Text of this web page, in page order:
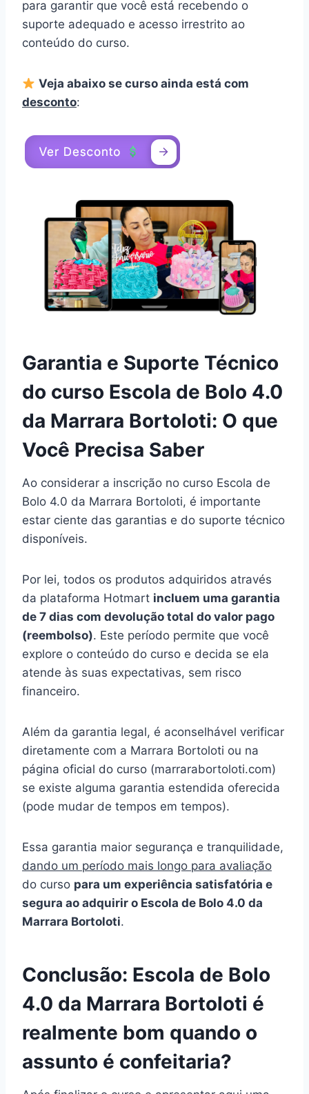
para garantir que você está recebendo o
suporte adequado e acesso irrestrito ao
conteúdo do curso.
Veja abaixo se curso ainda está com
desconto:
Garantia e Suporte Técnico
do curso Escola de Bolo 4.0
da Marrara Bortoloti: O que
Você Precisa Saber
Ao considerar a inscrição no curso Escola de
Bolo 4.0 da Marrara Bortoloti, é importante
estar ciente das garantias e do suporte técnico
disponíveis.
Por lei, todos os produtos adquiridos através
da plataforma Hotmart incluem uma garantia
de 7 dias com devolução total do valor pago
(reembolso). Este período permite que você
explore o conteúdo do curso e decida se ela
atende às suas expectativas, sem risco
financeiro.
Além da garantia legal, é aconselhável verificar
diretamente com a Marrara Bortoloti ou na
página oficial do curso (marrarabortoloti.com)
se existe alguma garantia estendida oferecida
(pode mudar de tempos em tempos).
Essa garantia maior segurança e tranquilidade,
dando um período mais longo para avaliação
do curso para um experiência satisfatória e
segura ao adquirir o Escola de Bolo 4.0 da
Marrara Bortoloti.
Conclusão: Escola de Bolo
4.0 da Marrara Bortoloti é
realmente bom quando o
assunto é confeitaria?